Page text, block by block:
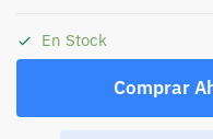
En Stock
Comprar